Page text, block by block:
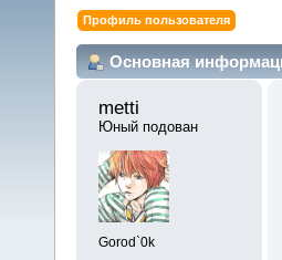
Профиль пользователя
Основная
metti
Юный подован
Gorod`0k